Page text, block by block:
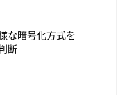
な暗号化方式を
断